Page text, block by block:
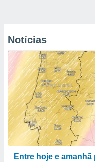
Notícias
Entre hoje e amanhã